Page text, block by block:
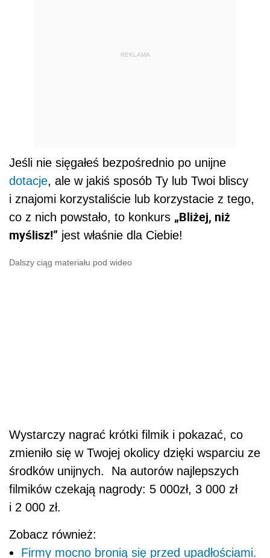
REKLAMA
Jeśli nie sięgałeś bezpośrednio po unijne
dotacje, ale w jakiś sposób Ty lub Twoi bliscy
i znajomi korzystaliście lub korzystacie z tego,
co z nich powstało, to konkurs „Bliżej, niż
myślisz!” jest właśnie dla Ciebie!
Dalszy ciąg materiału pod wideo
Wystarczy nagrać krótki filmik i pokazać, co
zmieniło się w Twojej okolicy dzięki wsparciu ze
środków unijnych. Na autorów najlepszych
filmików czekają nagrody: 5 000zł, 3 000 zł
i 2 000 zł.
Zobacz również:
Firmy mocno bronią się przed upadłościami.